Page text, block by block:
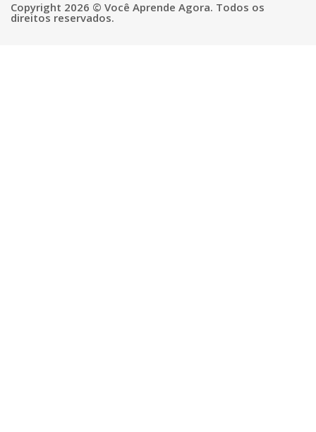
Copyright 2026 © Você Aprende Agora. Todos os
direitos reservados.